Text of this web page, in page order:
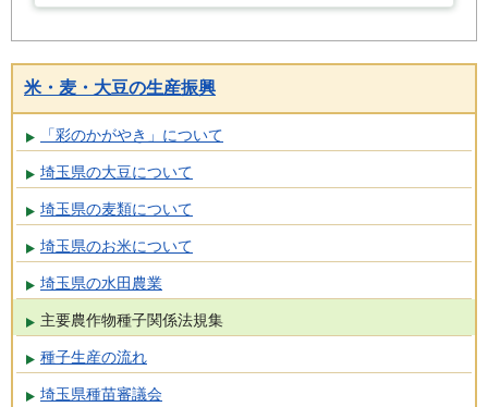
米・麦・大豆の生産振興
「彩のかがやき」について
埼玉県の大豆について
埼玉県の麦類について
埼玉県のお米について
埼玉県の水田農業
主要農作物種子関係法規集
種子生産の流れ
埼玉県種苗審議会